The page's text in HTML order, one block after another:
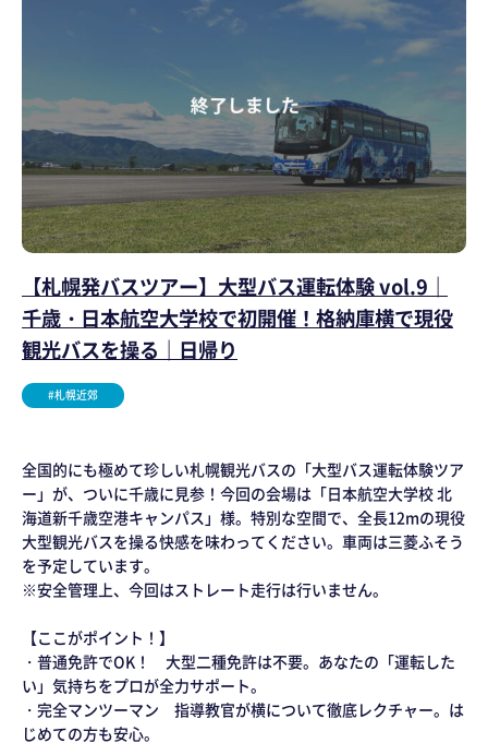
【札幌発バスツアー】大型バス運転体験 vol.9｜
千歳・日本航空大学校で初開催！格納庫横で現役
観光バスを操る｜日帰り
#札幌近郊
全国的にも極めて珍しい札幌観光バスの「大型バス運転体験ツア
ー」が、ついに千歳に見参！今回の会場は「日本航空大学校 北
海道新千歳空港キャンパス」様。特別な空間で、全長12mの現役
大型観光バスを操る快感を味わってください。車両は三菱ふそう
を予定しています。
※安全管理上、今回はストレート走行は行いません。
【ここがポイント！】
・普通免許でOK！ 大型二種免許は不要。あなたの「運転した
い」気持ちをプロが全力サポート。
・完全マンツーマン 指導教官が横について徹底レクチャー。は
じめての方も安心。